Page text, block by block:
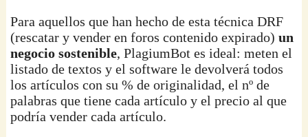
Para aquellos que han hecho de esta técnica DRF
(rescatar y vender en foros contenido expirado)un
negocio sostenible, PlagiumBot es ideal: meten el
listado de textos y el software le devolverá todos
los artículos con su % de originalidad, el nº de
palabras que tiene cada artículo y el precio al que
podría vender cada artículo.